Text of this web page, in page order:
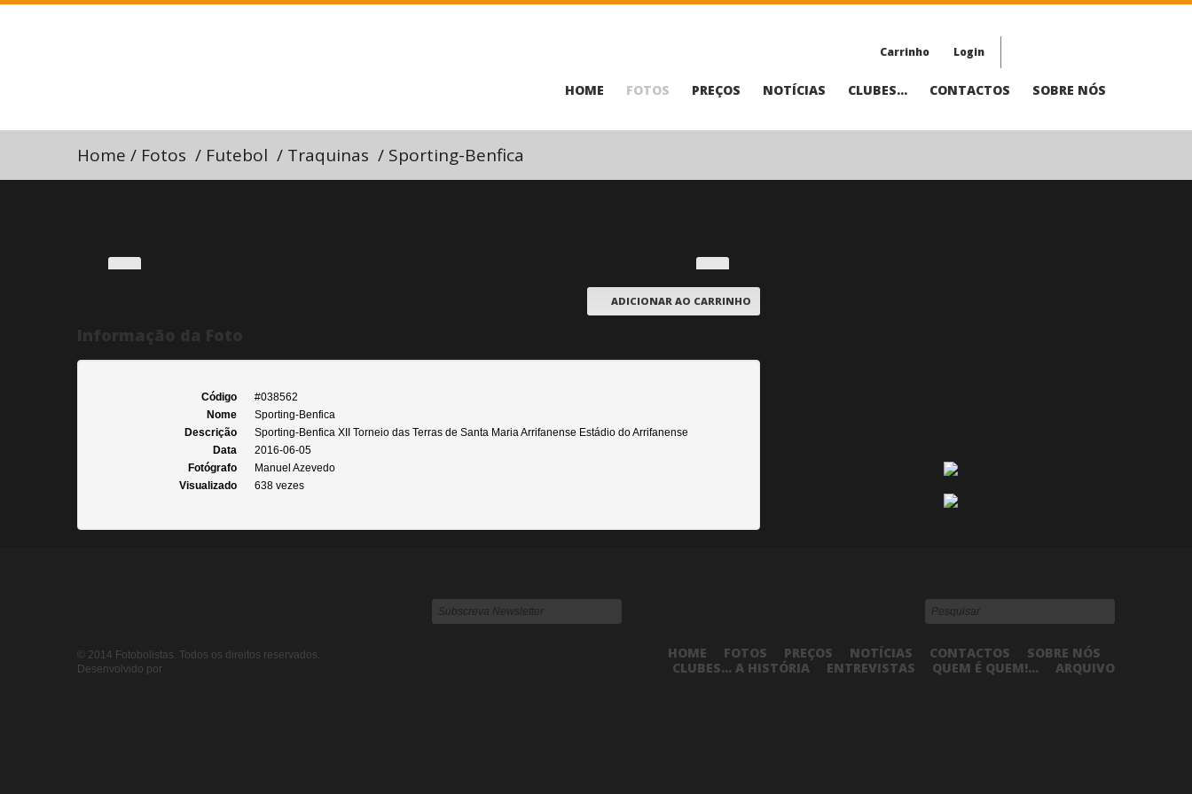
Carrinho Login
HOME FOTOS PREÇOS NOTÍCIAS CLUBES... CONTACTOS SOBRE NÓS
Home / Fotos / Futebol / Traquinas / Sporting-Benfica
ADICIONAR AO CARRINHO
Código
#038562
Nome
Sporting-Benfica
Descrição
Sporting-Benfica XII Torneio das Terras de Santa Maria Arrifanense Estádio do Arrifanense
Data
2016-06-05
Fotógrafo
Manuel Azevedo
Visualizado
638 vezes
© 2014 Fotobolistas. Todos os direitos reservados.
Desenvolvido por
HOME FOTOS PREÇOS NOTÍCIAS CONTACTOS
SOBRE NÓS
CLUBES... A HISTÓRIA
ENTREVISTAS QUEM É QUEM!... ARQUIVO